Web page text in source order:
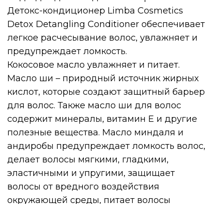
Детокс-кондиционер Limba Cosmetics
Detox Detangling Conditioner обеспечивает
легкое расчесывание волос, увлажняет и
предупреждает ломкость.
Кокосовое масло увлажняет и питает.
Масло ши – природный источник жирных
кислот, которые создают защитный барьер
для волос. Также масло ши для волос
содержит минералы, витамин E и другие
полезные вещества. Масло миндаля и
андиробы предупреждает ломкость волос,
делает волосы мягкими, гладкими,
эластичными и упругими, защищает
волосы от вредного воздействия
окружающей среды, питает волосы